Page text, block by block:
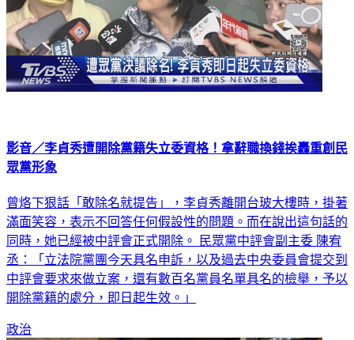
影音／李貞秀遭開除黨籍失立委資格！拿辭職換錢挨轟重創民
眾黨形象
曾烙下狠話「敢除名就提告」，李貞秀離開台玻大樓時，掛著
滿面笑容，表示不回答任何假設性的問題。而在說出這句話的
同時，她已經被中評會正式開除。 民眾黨中評會副主委 陳宥
丞：「立法院黨團今天具名申訴，以及過去中央委員會提交到
中評會要求來做立案，還有數百名黨員名單具名的檢舉，予以
開除黨籍的處分，即日起生效。」
政治